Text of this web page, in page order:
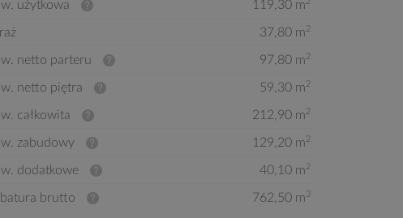
użytkowa 119,30 m
37,80 m2
netto parteru 97,80 m2
netto piętra 59,30 m2
całkowita 212,90 m2
zabudowy 129,20 m2
dodatkowe 40,10 m2
brutto 762,50 m3